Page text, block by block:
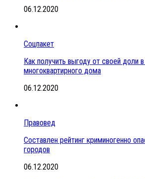
06.12.2020
Соцпакет
Как получить выгоду от своей
многоквартирного дома
06.12.2020
Правовед
Составлен рейтинг криминогенно
городов
06.12.2020